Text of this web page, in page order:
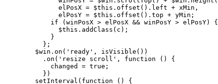
              elPosX = $this.offset().left + xMin,
              elPosY = $this.offset().top + yMin;
            if (winPosX > elPosX && winPosY > elPosY) {
              $this.addClass(c);
            }
          };
        $win.on('ready', isVisible())
          .on('resize scroll', function () {
            changed = true;
          })
        setInterval(function () {